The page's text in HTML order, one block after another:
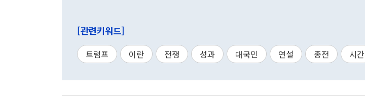
[관련키워드]
트럼프 이란 전쟁 성과 대국민 연설 종전 시간